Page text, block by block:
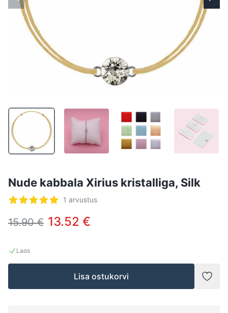
Nude kabbala Xirius kristalliga, Silk
Arvustused
1 arvustus
15.90 € 13.52 €
Laos
Lisa ostukorvi